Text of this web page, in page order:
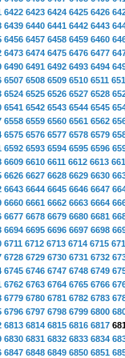
6422 6423 6424 6425 6426
6439 6440 6441 6442 6443
6456 6457 6458 6459 6460
6473 6474 6475 6476 6477
6490 6491 6492 6493 6494
6507 6508 6509 6510 6511
6524 6525 6526 6527 6528
6541 6542 6543 6544 6545
6558 6559 6560 6561 6562
6575 6576 6577 6578 6579
6592 6593 6594 6595 6596
6609 6610 6611 6612 6613
6626 6627 6628 6629 6630
6643 6644 6645 6646 6647
6660 6661 6662 6663 6664
6677 6678 6679 6680 6681
6694 6695 6696 6697 6698
6711 6712 6713 6714 6715
6728 6729 6730 6731 6732
6745 6746 6747 6748 6749
6762 6763 6764 6765 6766
6779 6780 6781 6782 6783
6796 6797 6798 6799 6800
6813 6814 6815 6816 6817
6830 6831 6832 6833 6834
6847 6848 6849 6850 6851